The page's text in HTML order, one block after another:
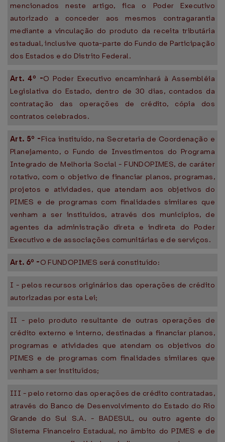
mencionados neste artigo, fica o Poder Executivo
autorizado a conceder aos mesmos contragarantia
mediante a vinculação do produto da receita tributária
estadual, inclusive quota-parte do Fundo de Participação
dos Estados e do Distrito Federal.
Art. 4º -O Poder Executivo encaminhará à Assembléia
Legislativa do Estado, dentro de 30 dias, contados da
contratação das operações de crédito, cópia dos
contratos celebrados.
Art. 5º -Fica instituído, na Secretaria de Coordenação e
Planejamento, o Fundo de Investimentos do Programa
Integrado de Melhoria Social - FUNDOPIMES, de caráter
rotativo, com o objetivo de financiar planos, programas,
projetos e atividades, que atendam aos objetivos do
PIMES e de programas com finalidades similares que
venham a ser instituídos, através dos municípios, de
agentes da administração direta e indireta do Poder
Executivo e de associações comunitárias e de serviços.
Art. 6º -O FUNDOPIMES será constituído:
I - pelos recursos originários das operações de crédito
autorizadas por esta Lei;
II - pelo produto resultante de outras operações de
crédito externo e interno, destinadas a financiar planos,
programas e atividades que atendam os objetivos do
PIMES e de programas com finalidades similares que
venham a ser instituídos;
III - pelo retorno das operações de crédito contratadas,
através do Banco de Desenvolvimento do Estado do Rio
Grande do Sul S.A. - BADESUL, ou outro agente do
Sistema Financeiro Estadual, no âmbito do PIMES e de